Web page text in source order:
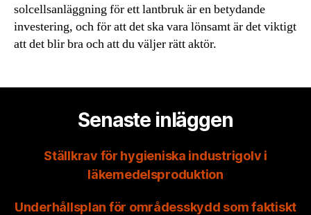
solcellsanläggning för ett lantbruk är en betydande
investering, och för att det ska vara lönsamt är det viktigt
att det blir bra och att du väljer rätt aktör.
Senaste inläggen
Ställkrav för hygieniska industrigolv i
läkemedelsproduktion
Underhållsplan för områdesskydd som faktiskt